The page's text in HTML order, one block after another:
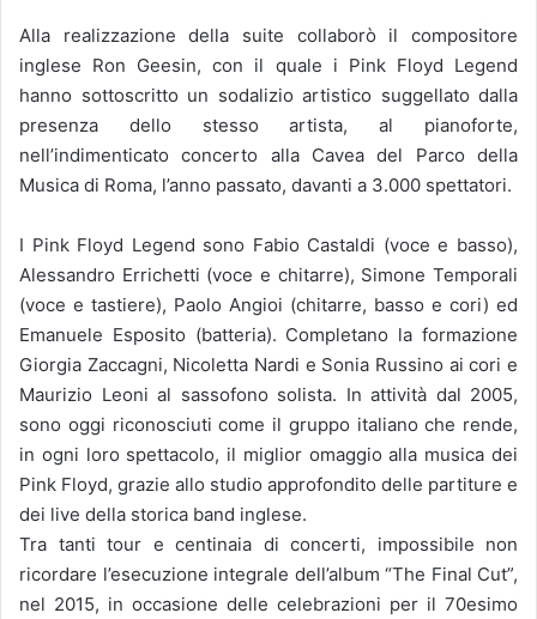
Alla realizzazione della suite collaborò il compositore
inglese Ron Geesin, con il quale i Pink Floyd Legend
hanno sottoscritto un sodalizio artistico suggellato dalla
presenza dello stesso artista, al pianoforte,
nell’indimenticato concerto alla Cavea del Parco della
Musica di Roma, l’anno passato, davanti a 3.000 spettatori.
I Pink Floyd Legend sono Fabio Castaldi (voce e basso),
Alessandro Errichetti (voce e chitarre), Simone Temporali
(voce e tastiere), Paolo Angioi (chitarre, basso e cori) ed
Emanuele Esposito (batteria). Completano la formazione
Giorgia Zaccagni, Nicoletta Nardi e Sonia Russino ai cori e
Maurizio Leoni al sassofono solista. In attività dal 2005,
sono oggi riconosciuti come il gruppo italiano che rende,
in ogni loro spettacolo, il miglior omaggio alla musica dei
Pink Floyd, grazie allo studio approfondito delle partiture e
dei live della storica band inglese.
Tra tanti tour e centinaia di concerti, impossibile non
ricordare l’esecuzione integrale dell’album “The Final Cut”,
nel 2015, in occasione delle celebrazioni per il 70esimo